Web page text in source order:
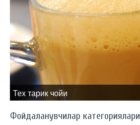
Теx тарик чойи
Фойдаланувчилар категориялари